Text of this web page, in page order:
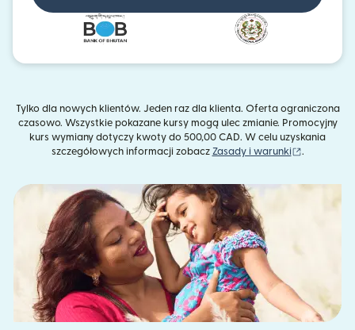
Tylko dla nowych klientów. Jeden raz dla klienta. Oferta ograniczona
czasowo. Wszystkie pokazane kursy mogą ulec zmianie. Promocyjny
kurs wymiany dotyczy kwoty do 500,00 CAD. W celu uzyskania
szczegółowych informacji zobacz Zasady i warunki (otwiera
.